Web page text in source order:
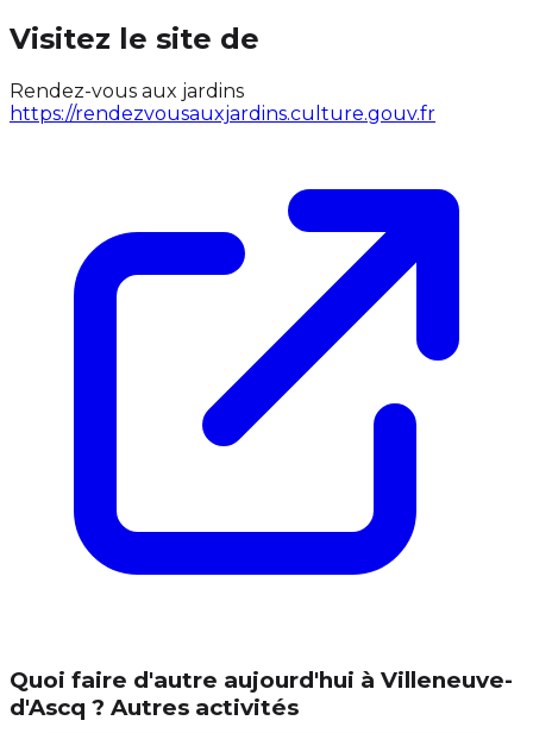
Visitez le site de
Rendez-vous aux jardins
https://rendezvousauxjardins.culture.gouv.fr
Quoi faire d'autre aujourd'hui à Villeneuve-
d'Ascq ? Autres activités